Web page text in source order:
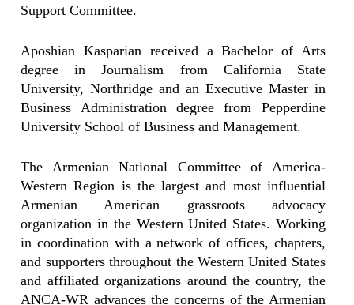
Support Committee.
Aposhian Kasparian received a Bachelor of Arts
degree in Journalism from California State
University, Northridge and an Executive Master in
Business Administration degree from Pepperdine
University School of Business and Management.
The Armenian National Committee of America-
Western Region is the largest and most influential
Armenian American grassroots advocacy
organization in the Western United States. Working
in coordination with a network of offices, chapters,
and supporters throughout the Western United States
and affiliated organizations around the country, the
ANCA-WR advances the concerns of the Armenian